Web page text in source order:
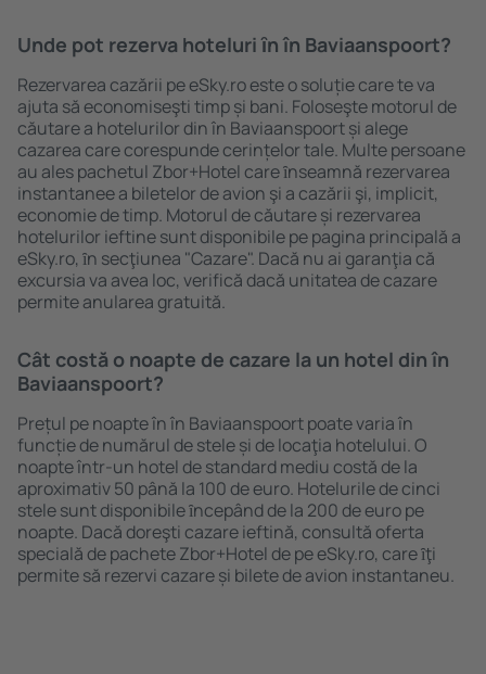
Unde pot rezerva hoteluri ȋn în Baviaanspoort?
Rezervarea cazării pe eSky.ro este o soluție care te va
ajuta să economiseşti timp și bani. Foloseşte motorul de
căutare a hotelurilor din în Baviaanspoort și alege
cazarea care corespunde cerințelor tale. Multe persoane
au ales pachetul Zbor+Hotel care ȋnseamnă rezervarea
instantanee a biletelor de avion şi a cazării şi, implicit,
economie de timp. Motorul de căutare și rezervarea
hotelurilor ieftine sunt disponibile pe pagina principală a
eSky.ro, ȋn secţiunea "Cazare". Dacă nu ai garanţia că
excursia va avea loc, verifică dacă unitatea de cazare
permite anularea gratuită.
Cât costă o noapte de cazare la un hotel din în
Baviaanspoort?
Prețul pe noapte în în Baviaanspoort poate varia în
funcție de numărul de stele și de locaţia hotelului. O
noapte într-un hotel de standard mediu costă de la
aproximativ 50 până la 100 de euro. Hotelurile de cinci
stele sunt disponibile ȋncepând de la 200 de euro pe
noapte. Dacă doreşti cazare ieftină, consultă oferta
specială de pachete Zbor+Hotel de pe eSky.ro, care ȋţi
permite să rezervi cazare și bilete de avion instantaneu.